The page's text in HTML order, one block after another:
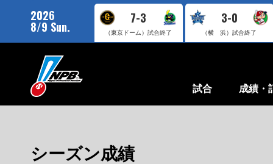
2026
8/9 Sun.
7-3
（東京ドーム）試合終了
3-0
（横 浜）試合終了
試合 成績・
シーズン成績